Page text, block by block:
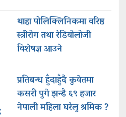
थाहा पोलिक्लिनिकमा वरिष्ठ
स्त्रीरोग तथा रेडियोलोजी
विशेषज्ञ आउने
प्रतिबन्ध हुँदाहुँदै कुवेतमा
कसरी पुगे झन्डै ६९ हजार
नेपाली महिला घरेलु श्रमिक ?